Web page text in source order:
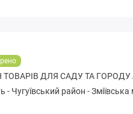
ТОВАРІВ ДЛЯ САДУ ТА ГОРОДУ
- Чугуївський район -